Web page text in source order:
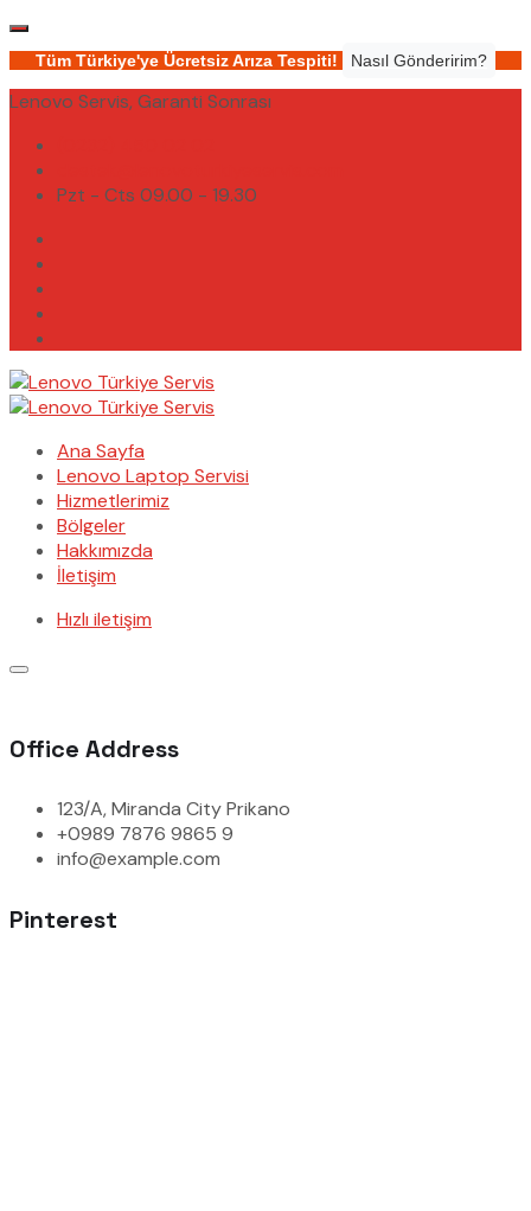
Tüm Türkiye'ye Ücretsiz Arıza Tespiti! Nasıl Gönderirim?
Lenovo Servis, Garanti Sonrası
Pzt - Cts 09.00 - 19.30
Ana Sayfa
Lenovo Laptop Servisi
Hizmetlerimiz
Bölgeler
Hakkımızda
İletişim
Hızlı iletişim
Office Address
123/A, Miranda City Prikano
+0989 7876 9865 9
info@example.com
Pinterest